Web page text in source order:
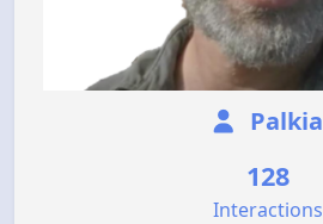
Palkia
128
Interactions